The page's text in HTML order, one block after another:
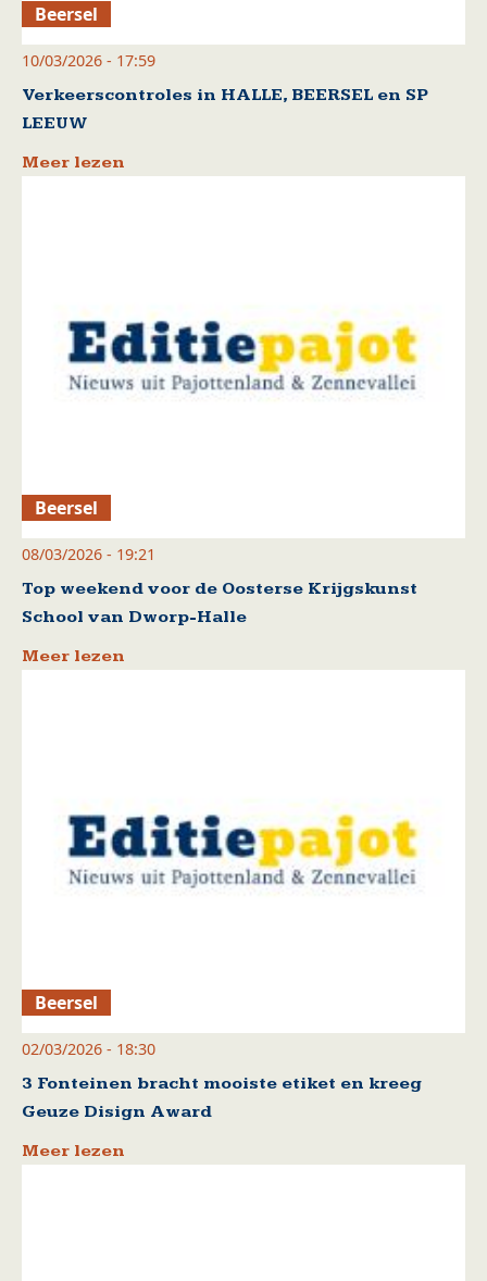
Beersel
10/03/2026 - 17:59
Verkeerscontroles in HALLE, BEERSEL en SP
LEEUW
Meer lezen
Beersel
08/03/2026 - 19:21
Top weekend voor de Oosterse Krijgskunst
School van Dworp-Halle
Meer lezen
Beersel
02/03/2026 - 18:30
3 Fonteinen bracht mooiste etiket en kreeg
Geuze Disign Award
Meer lezen